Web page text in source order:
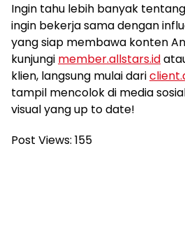
Ingin tahu lebih banyak
ingin bekerja sama dengan
yang siap membawa konten
kunjungi member.allstars.id
klien, langsung mulai dari
tampil mencolok di media
visual yang up to date!
Post Views: 155